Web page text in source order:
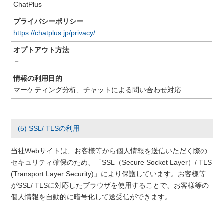
ChatPlus
プライバシーポリシー
https://chatplus.jp/privacy/
オプトアウト方法
－
情報の利用目的
マーケティング分析、チャットによる問い合わせ対応
(5) SSL/ TLSの利用
当社Webサイトは、お客様等から個人情報を送信いただく際の
セキュリティ確保のため、「SSL（Secure Socket Layer）/ TLS
(Transport Layer Security)」により保護しています。お客様等
がSSL/ TLSに対応したブラウザを使用することで、お客様等の
個人情報を自動的に暗号化して送受信ができます。